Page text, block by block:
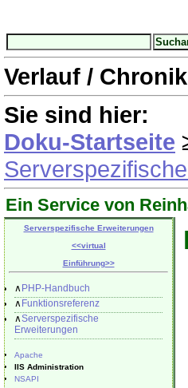
Verlauf /
Sie sind hier:
Doku-Startseite
Ein Service von
Serverspezifische Erweiterungen
<<virtual
Einführung>>
∧ PHP-Handbuch
∧ Funktionsreferenz
∧Serverspezifische
Erweiterungen
Apache
IIS Administration
NSAPI